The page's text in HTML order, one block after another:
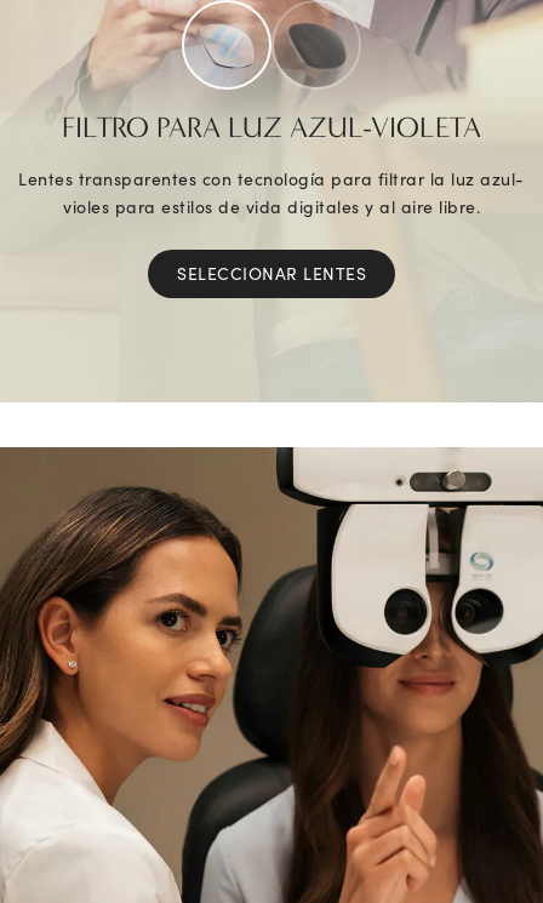
FILTRO PARA LUZ AZUL-VIOLETA
Lentes transparentes con tecnología para filtrar la luz azul-
violes para estilos de vida digitales y al aire libre.
SELECCIONAR LENTES